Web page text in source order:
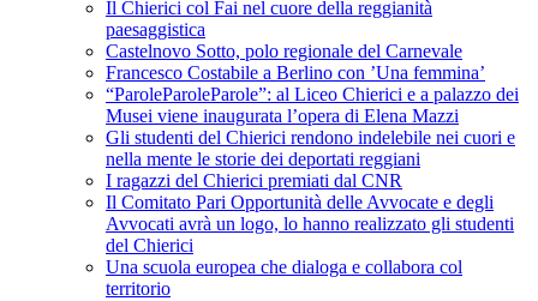
Il Chierici col Fai nel cuore della reggianità
paesaggistica
Castelnovo Sotto, polo regionale del Carnevale
Francesco Costabile a Berlino con ’Una femmina’
“ParoleParoleParole”: al Liceo Chierici e a palazzo dei
Musei viene inaugurata l’opera di Elena Mazzi
Gli studenti del Chierici rendono indelebile nei cuori e
nella mente le storie dei deportati reggiani
I ragazzi del Chierici premiati dal CNR
Il Comitato Pari Opportunità delle Avvocate e degli
Avvocati avrà un logo, lo hanno realizzato gli studenti
del Chierici
Una scuola europea che dialoga e collabora col
territorio